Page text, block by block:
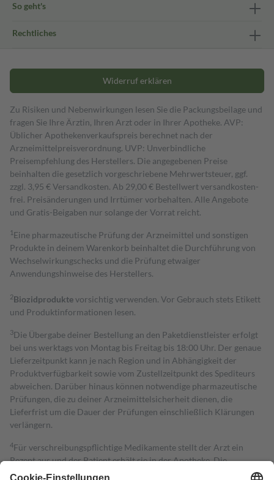
So geht's
Rechtliches
Widerruf erklären
Zu Risiken und Nebenwirkungen lesen Sie die Packungsbeilage und
fragen Sie Ihre Ärztin, Ihren Arzt oder in Ihrer Apotheke. AVP:
Üblicher Apothekenverkaufspreis berechnet nach der
Arzneimittelpreisverordnung. UVP: Unverbindliche
Preisempfehlung des Herstellers. Die angegebenen Preise
beinhalten die gesetzlich vorgeschriebene Mehrwertsteuer, ggf.
zzgl. 3,95 € Versandkosten. Ab 29,00 € Bestell­wert versand­kosten­
frei. Preisänderungen und Irrtümer vorbehalten. Alle Angebote
und Gratis-Beigaben nur solange der Vorrat reicht.
1 Eine pharmazeutische Prüfung der Arzneimittel und sonstigen
Produkte in deinem Warenkorb beinhaltet die Durchführung von
Wechselwirkungschecks und die Prüfung etwaiger
Anwendungshinweise des Herstellers.
2Biozidproduktevorsichtig verwenden. Vor Gebrauch stets Etikett
und Produktinformationen lesen.
3Die Übergabe deiner Bestellung an den Paketdienstleister erfolgt
bei uns werktags von Montag bis Freitag bis 18:00 Uhr. Der genaue
Lieferzeitpunkt kann je nach Region und in Abhängigkeit der
Produktverfügbarkeit sowie vom Zustellzeitpunkt des Spediteurs
abweichen. Darüber hinaus können notwendige pharmazeutische
Prüfungen, die zu deiner Arzneimittelsicherheit dienen, die
Lieferfrist um die Dauer der Prüfungen einschließlich Klärungen
verlängern.
4Für verschreibungspflichtige Medikamente stellt der Arzt ein
Rezept aus und der Patient erhält sie in der Apotheke. Die
gesetzliche Krankenversicherung übernimmt in der Regel die